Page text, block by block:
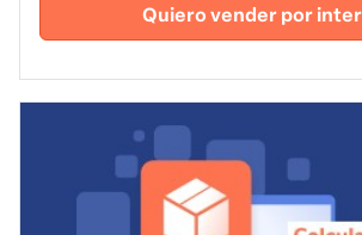
Quiero vender por